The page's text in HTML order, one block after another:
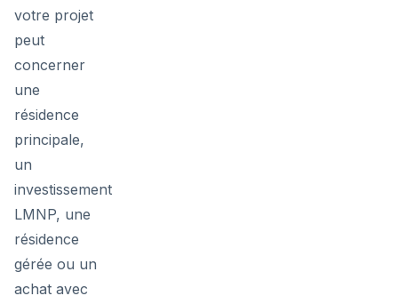
votre projet
peut
concerner
une
résidence
principale,
un
investissement
LMNP, une
résidence
gérée ou un
achat avec